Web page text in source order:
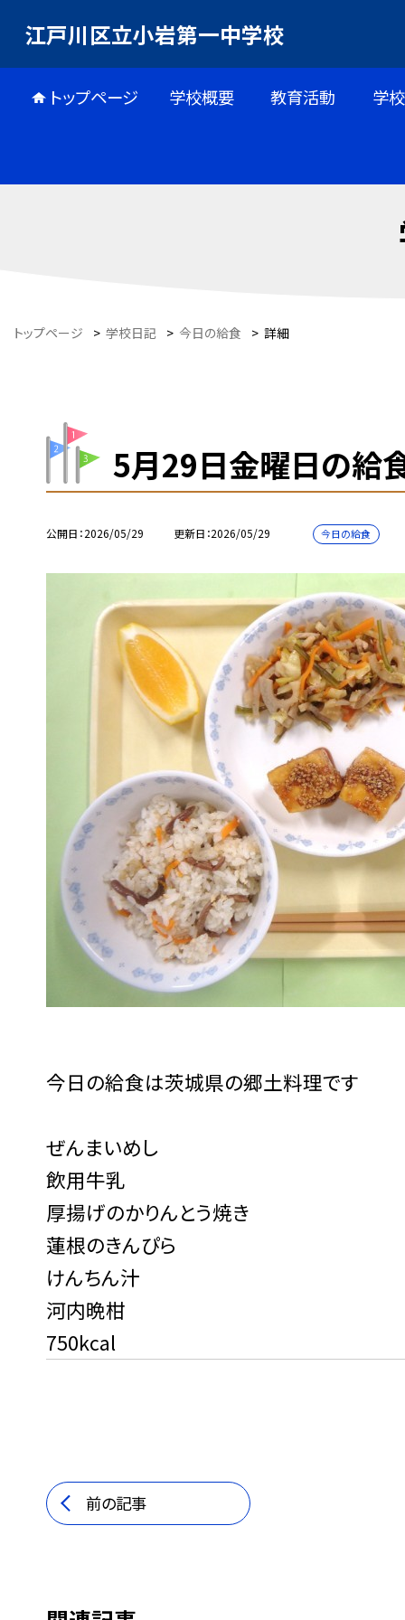
江戸川区立小岩第一中学校
トップページ 学校概要 教育活動 学
トップページ > 学校日記 > 今日の給食 > 詳細
5月29日金曜日の給
公開日 2026/05/29 更新日 2026/05/29 今日の給食
今日の給食は茨城県の郷土料理です
ぜんまいめし
飲用牛乳
厚揚げのかりんとう焼き
蓮根のきんぴら
けんちん汁
河内晩柑
750kcal
前の記事